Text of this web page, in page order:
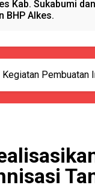
Kab. Sukabumi
BHP Alkes.
Timur
Satgas Yonif
Hydrogen
Pijat, Polres
Pejabat Terlibat
Pembuatan